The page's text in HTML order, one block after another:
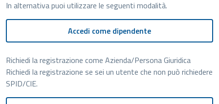
In alternativa puoi utilizzare le seguenti modalità.
Accedi come dipendente
Richiedi la registrazione come Azienda/Persona Giuridica
Richiedi la registrazione se sei un utente che non può richiedere
SPID/CIE.